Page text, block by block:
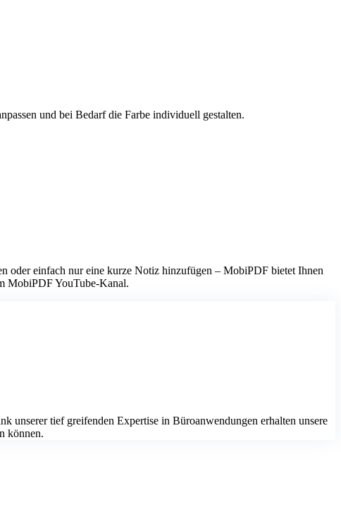
und bei Bedarf die Farbe individuell gestalten.
oder einfach nur eine kurze Notiz hinzufügen – MobiPDF bietet Ihnen
MobiPDF YouTube-Kanal.
tief greifenden Expertise in Büroanwendungen erhalten unsere
können.